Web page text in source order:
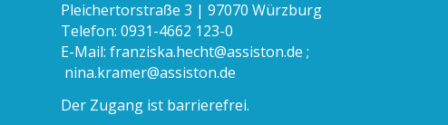
Pleichertorstraße 3 | 97070 Würzburg
Telefon: 0931-4662 123-0
E-Mail: franziska.hecht@assiston.de ;
nina.kramer@assiston.de
Der Zugang ist barrierefrei.